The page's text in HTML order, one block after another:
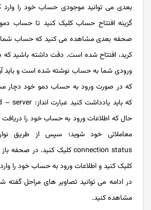
بعدی می توانید موجودی حساب خود را وارد
گزینه افتتاح حساب کلیک کنید تا حساب
صحفه بعدی مشاهده می کنید که حساب شما
کرید، افتتاح شده است. دقت داشته باشید
ورودی شما به حساب نوشته شده است و باید
که در صورت ورود به حساب دمو خود دچار
حال که اطلاعات ورود به حساب خود را دریافت
معاملاتی خود شوید؛ سپس از طریق
کلیک کنید و اطلاعات ورود به حساب خود را وارد
در ادامه می توانید تصاویر های مراحل گفته
مشاهده کنید.